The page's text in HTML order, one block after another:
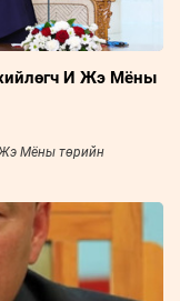
И Жэ Мёны
Жэ Мёны төрийн